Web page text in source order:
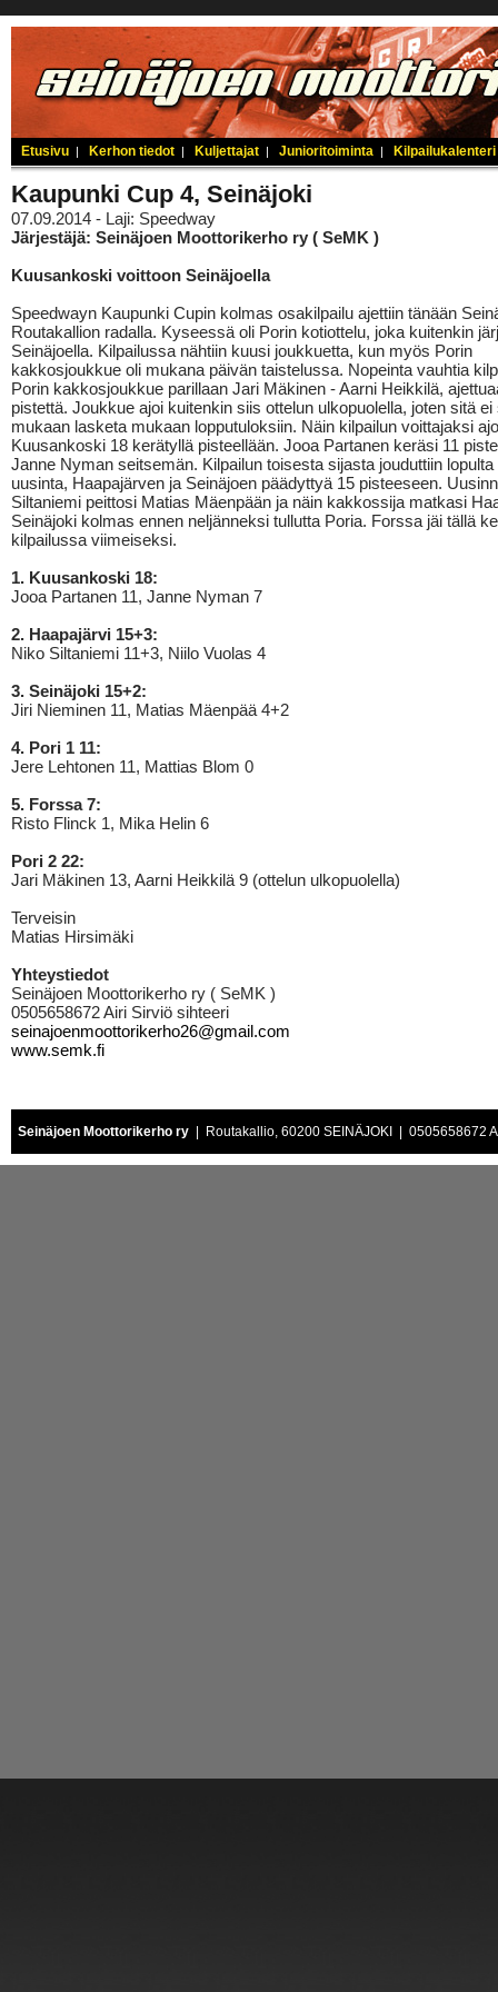
Etusivu | Kerhon tiedot | Kuljettajat | Junioritoiminta | Kilpailukalenteri
Kaupunki Cup 4, Seinäjoki
07.09.2014 - Laji: Speedway
Järjestäjä: Seinäjoen Moottorikerho ry ( SeMK )
Kuusankoski voittoon Seinäjoella
Speedwayn Kaupunki Cupin kolmas osakilpailu ajettiin tänään
Routakallion radalla. Kyseessä oli Porin kotiottelu, joka kuitenkin
Seinäjoella. Kilpailussa nähtiin kuusi joukkuetta, kun myös Porin
kakkosjoukkue oli mukana päivän taistelussa. Nopeinta vauhtia
Porin kakkosjoukkue parillaan Jari Mäkinen - Aarni Heikkilä,
pistettä. Joukkue ajoi kuitenkin siis ottelun ulkopuolella, joten sitä ei
mukaan lasketa mukaan lopputuloksiin. Näin kilpailun voittajaksi
Kuusankoski 18 kerätyllä pisteellään. Jooa Partanen keräsi 11
Janne Nyman seitsemän. Kilpailun toisesta sijasta jouduttiin lopulta
uusinta, Haapajärven ja Seinäjoen päädyttyä 15 pisteeseen.
Siltaniemi peittosi Matias Mäenpään ja näin kakkossija matkasi
Seinäjoki kolmas ennen neljänneksi tullutta Poria. Forssa jäi tällä
kilpailussa viimeiseksi.
1. Kuusankoski 18:
Jooa Partanen 11, Janne Nyman 7
2. Haapajärvi 15+3:
Niko Siltaniemi 11+3, Niilo Vuolas 4
3. Seinäjoki 15+2:
Jiri Nieminen 11, Matias Mäenpää 4+2
4. Pori 1 11:
Jere Lehtonen 11, Mattias Blom 0
5. Forssa 7:
Risto Flinck 1, Mika Helin 6
Pori 2 22:
Jari Mäkinen 13, Aarni Heikkilä 9 (ottelun ulkopuolella)
Terveisin
Matias Hirsimäki
Yhteystiedot
Seinäjoen Moottorikerho ry ( SeMK )
0505658672 Airi Sirviö sihteeri
seinajoenmoottorikerho26@gmail.com
www.semk.fi
Seinäjoen Moottorikerho ry | Routakallio, 60200 SEINÄJOKI | 0505658672